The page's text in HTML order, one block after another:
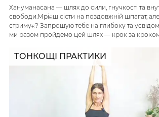
Зареєструйся
Хануманасана — шлях до сили, гнучкості та
свободи.Мрієш сісти на поздовжній шпагат,
стримує? Запрошую тебе на глибоку та
ми разом пройдемо цей шлях — крок за кроком,
ТОНКОЩІ ПРАКТИКИ